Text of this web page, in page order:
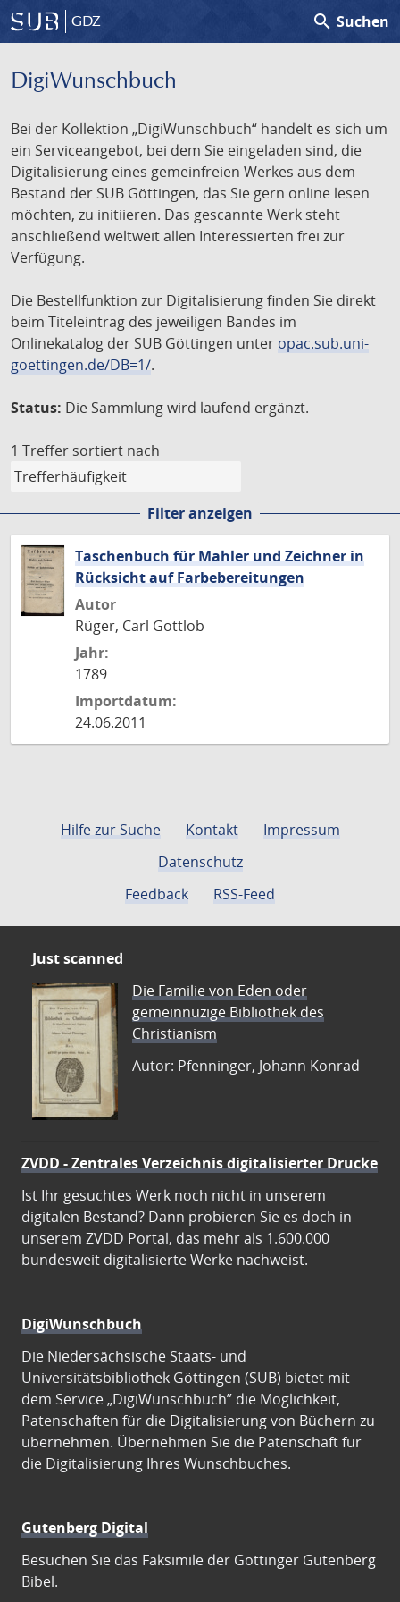
GDZ search Suchen
DigiWunschbuch
Bei der Kollektion „DigiWunschbuch“ handelt es sich um
ein Serviceangebot, bei dem Sie eingeladen sind, die
Digitalisierung eines gemeinfreien Werkes aus dem
Bestand der SUB Göttingen, das Sie gern online lesen
möchten, zu initiieren. Das gescannte Werk steht
anschließend weltweit allen Interessierten frei zur
Verfügung.
Die Bestellfunktion zur Digitalisierung finden Sie direkt
beim Titeleintrag des jeweiligen Bandes im
Onlinekatalog der SUB Göttingen unter opac.sub.uni-
goettingen.de/DB=1/.
Status: Die Sammlung wird laufend ergänzt.
1 Treffer sortiert nach
Filter anzeigen
Taschenbuch für Mahler und Zeichner in
Rücksicht auf Farbebereitungen
Autor
Rüger, Carl Gottlob
Jahr:
1789
Importdatum:
24.06.2011
Hilfe zur Suche Kontakt
Impressum
Datenschutz
Feedback
RSS-Feed
Just scanned
Die Familie von Eden oder
gemeinnüzige Bibliothek des
Christianism
Autor: Pfenninger, Johann Konrad
ZVDD - Zentrales Verzeichnis digitalisierter Drucke
Ist Ihr gesuchtes Werk noch nicht in unserem
digitalen Bestand? Dann probieren Sie es doch in
unserem ZVDD Portal, das mehr als 1.600.000
bundesweit digitalisierte Werke nachweist.
DigiWunschbuch
Die Niedersächsische Staats- und
Universitätsbibliothek Göttingen (SUB) bietet mit
dem Service „DigiWunschbuch” die Möglichkeit,
Patenschaften für die Digitalisierung von Büchern zu
übernehmen. Übernehmen Sie die Patenschaft für
die Digitalisierung Ihres Wunschbuches.
Gutenberg Digital
Besuchen Sie das Faksimile der Göttinger Gutenberg
Bibel.